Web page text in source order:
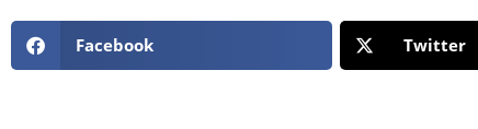
Facebook Twitter